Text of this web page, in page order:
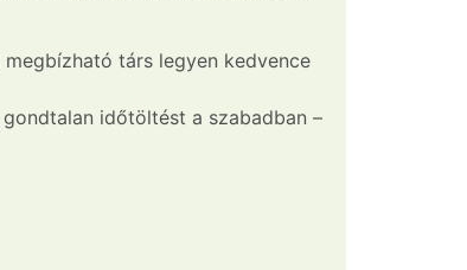
társ legyen kedvence
időtöltést a szabadban –